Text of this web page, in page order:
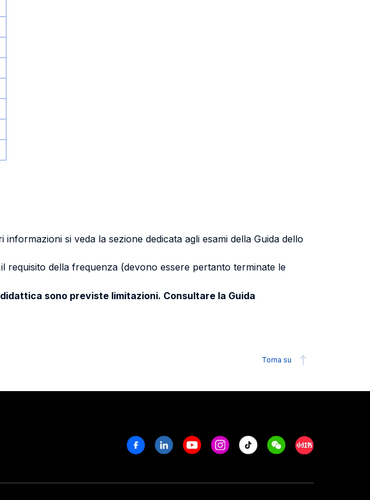
si veda la sezione dedicata agli esami della Guida dello
della frequenza (devono essere pertanto terminate le
sono previste limitazioni. Consultare la Guida
Torna su
FacebookLinkedinYoutubeInstagram
Tiktok WeechatXiaohongshu/